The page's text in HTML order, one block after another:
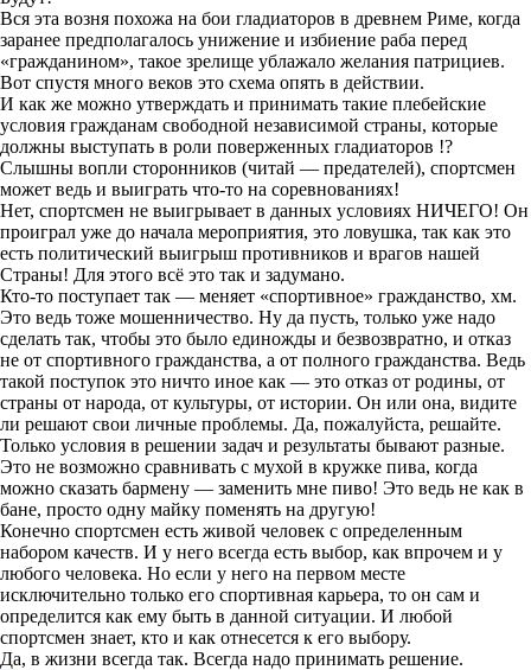
Вся эта возня похожа на бои гладиаторов в древнем Риме, когда
заранее предполагалось унижение и избиение раба перед
«гражданином», такое зрелище ублажало желания патрициев.
Вот спустя много веков это схема опять в действии.
И как же можно утверждать и принимать такие плебейские
условия гражданам свободной независимой страны, которые
должны выступать в роли поверженных гладиаторов !?
Слышны вопли сторонников (читай — предателей), спортсмен
может ведь и выиграть что-то на соревнованиях!
Нет, спортсмен не выигрывает в данных условиях НИЧЕГО! Он
проиграл уже до начала мероприятия, это ловушка, так как это
есть политический выигрыш противников и врагов нашей
Страны! Для этого всё это так и задумано.
Кто-то поступает так — меняет «спортивное» гражданство, хм.
Это ведь тоже мошенничество. Ну да пусть, только уже надо
сделать так, чтобы это было единожды и безвозвратно, и отказ
не от спортивного гражданства, а от полного гражданства. Ведь
такой поступок это ничто иное как — это отказ от родины, от
страны от народа, от культуры, от истории. Он или она, видите
ли решают свои личные проблемы. Да, пожалуйста, решайте.
Только условия в решении задач и результаты бывают разные.
Это не возможно сравнивать с мухой в кружке пива, когда
можно сказать бармену — заменить мне пиво! Это ведь не как в
бане, просто одну майку поменять на другую!
Конечно спортсмен есть живой человек с определенным
набором качеств. И у него всегда есть выбор, как впрочем и у
любого человека. Но если у него на первом месте
исключительно только его спортивная карьера, то он сам и
определится как ему быть в данной ситуации. И любой
спортсмен знает, кто и как отнесется к его выбору.
Да, в жизни всегда так. Всегда надо принимать решение.